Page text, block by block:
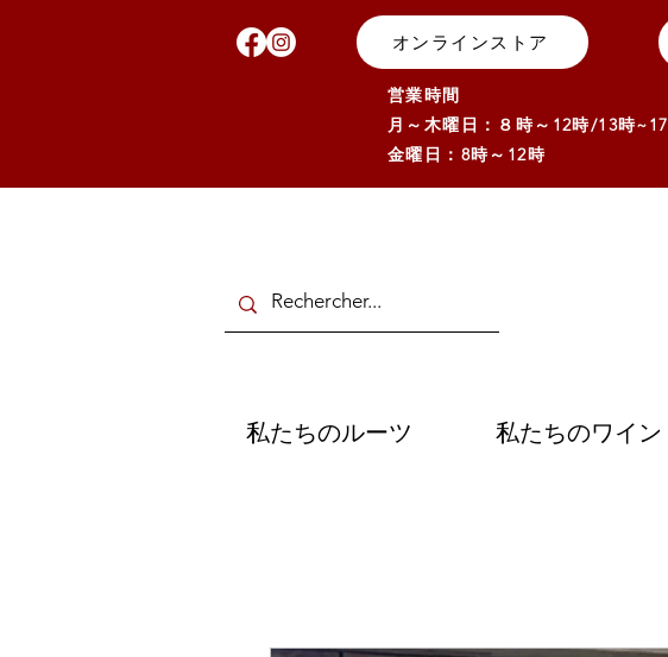
オンラインストア
営業時間
月～木曜日：８時～12時/13時~17
金曜日：8時～12時
私たちのルーツ 私たちのワイン